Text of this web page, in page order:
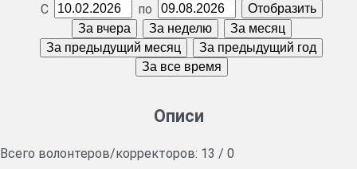
С по
Описи
Всего волонтеров/корректоров: 13 / 0